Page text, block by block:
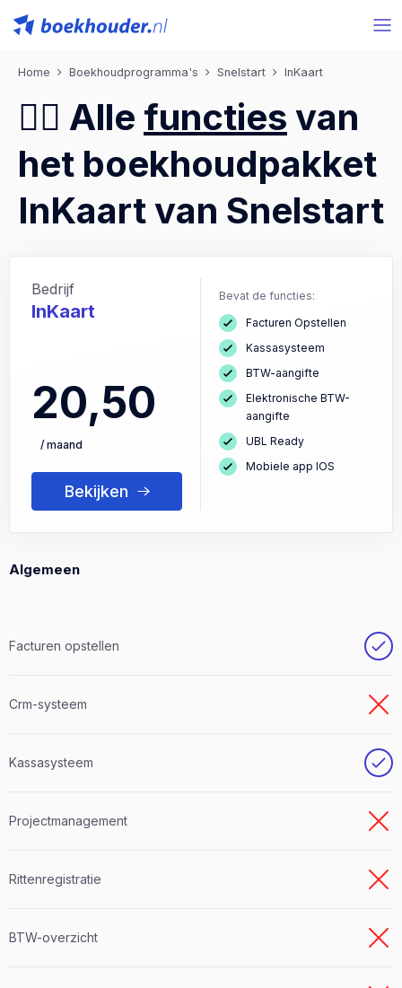
Home Boekhoudprogramma's Snelstart InKaart
💁‍♂️ Alle functies van
het boekhoudpakket
InKaart van Snelstart
Bedrijf
InKaart
20,50
/ maand
Bekijken
Bevat de functies:
Facturen Opstellen
Kassasysteem
BTW-aangifte
Elektronische BTW-
aangifte
UBL Ready
Mobiele app IOS
Algemeen
Facturen opstellen
Crm-systeem
Kassasysteem
Projectmanagement
Rittenregistratie
BTW-overzicht